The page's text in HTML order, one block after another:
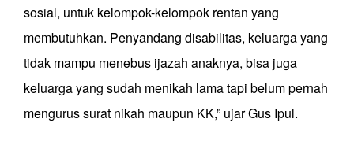
sosial, untuk kelompok-kelompok rentan yang
membutuhkan. Penyandang disabilitas, keluarga yang
tidak mampu menebus ijazah anaknya, bisa juga
keluarga yang sudah menikah lama tapi belum pernah
mengurus surat nikah maupun KK,” ujar Gus Ipul.